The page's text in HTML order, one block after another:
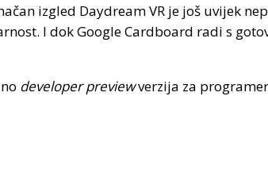
izgled Daydream VR je još uvijek
I dok Google Cardboard radi s
developer previewverzija za